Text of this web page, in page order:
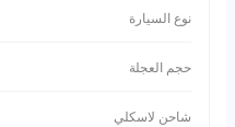
نوع السيارة
حجم العجلة
شاحن لاسكلي